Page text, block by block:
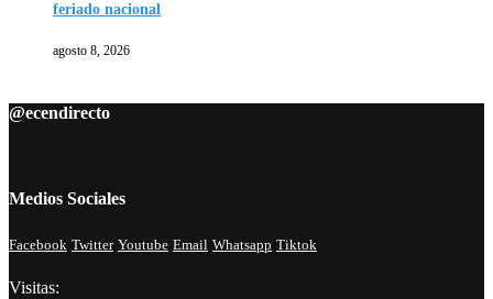
feriado nacional
agosto 8, 2026
@ecendirecto
Medios Sociales
Facebook Twitter Youtube Email Whatsapp Tiktok
Visitas: